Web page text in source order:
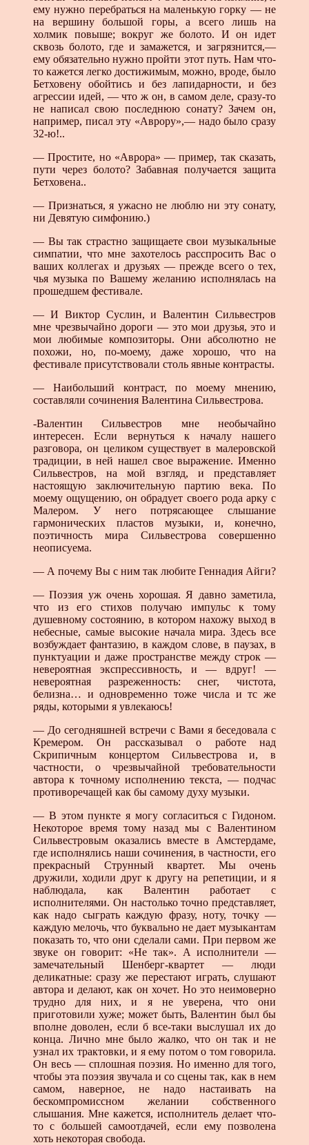
ему нужно перебраться на маленькую горку — не
на вершину большой горы, а всего лишь на
холмик повыше; вокруг же болото. И он идет
сквозь болото, где и замажется, и загрязнится,—
ему обязательно нужно пройти этот путь. Нам что-
то кажется легко достижимым, можно, вроде, было
Бетховену обойтись и без лапидарности, и без
агрессии идей, — что ж он, в самом деле, сразу-то
не написал свою последнюю сонату? Зачем он,
например, писал эту «Аврору»,— надо было сразу
32-ю!..
— Простите, но «Аврора» — пример, так сказать,
пути через болото? Забавная получается защита
Бетховена..
— Признаться, я ужасно не люблю ни эту сонату,
ни Девятую симфонию.)
— Вы так страстно защищаете свои музыкальные
симпатии, что мне захотелось расспросить Вас о
ваших коллегах и друзьях — прежде всего о тех,
чья музыка по Вашему желанию исполнялась на
прошедшем фестивале.
— И Виктор Суслин, и Валентин Сильвестров
мне чрезвычайно дороги — это мои друзья, это и
мои любимые композиторы. Они абсолютно не
похожи, но, по-моему, даже хорошо, что на
фестивале присутствовали столь явные контрасты.
— Наибольший контраст, по моему мнению,
составляли сочинения Валентина Сильвестрова.
-Валентин Сильвестров мне необычайно
интересен. Если вернуться к началу нашего
разговора, он целиком существует в малеровской
традиции, в ней нашел свое выражение. Именно
Сильвестров, на мой взгляд, и представляет
настоящую заключительную партию века. По
моему ощущению, он обрадует своего рода арку с
Малером. У него потрясающее слышание
гармонических пластов музыки, и, конечно,
поэтичность мира Сильвестрова совершенно
неописуема.
— А почему Вы с ним так любите Геннадия Айги?
— Поэзия уж очень хорошая. Я давно заметила,
что из его стихов получаю импульс к тому
душевному состоянию, в котором нахожу выход в
небесные, самые высокие начала мира. Здесь все
возбуждает фантазию, в каждом слове, в паузах, в
пунктуации и даже пространстве между строк —
невероятная экспрессивность, и — вдруг! —
невероятная разреженность: снег, чистота,
белизна… и одновременно тоже числа и тс же
ряды, которыми я увлекаюсь!
— До сегодняшней встречи с Вами я беседовала с
Кремером. Он рассказывал о работе над
Скрипичным концертом Сильвестрова и, в
частности, о чрезвычайной требовательности
автора к точному исполнению текста, — подчас
противоречащей как бы самому духу музыки.
— В этом пункте я могу согласиться с Гидоном.
Некоторое время тому назад мы с Валентином
Сильвестровым оказались вместе в Амстердаме,
где исполнялись наши сочинения, в частности, его
прекрасный Струнный квартет. Мы очень
дружили, ходили друг к другу на репетиции, и я
наблюдала, как Валентин работает с
исполнителями. Он настолько точно представляет,
как надо сыграть каждую фразу, ноту, точку —
каждую мелочь, что буквально не дает музыкантам
показать то, что они сделали сами. При первом же
звуке он говорит: «Не так». А исполнители —
замечательный Шенберг-квартет — люди
деликатные: сразу же перестают играть, слушают
автора и делают, как он хочет. Но это неимоверно
трудно для них, и я не уверена, что они
приготовили хуже; может быть, Валентин был бы
вполне доволен, если б все-таки выслушал их до
конца. Лично мне было жалко, что он так и не
узнал их трактовки, и я ему потом о том говорила.
Он весь — сплошная поэзия. Но именно для того,
чтобы эта поэзия звучала и со сцены так, как в нем
самом, наверное, не надо настаивать на
бескомпромиссном желании собственного
слышания. Мне кажется, исполнитель делает что-
то с большей самоотдачей, если ему позволена
хоть некоторая свобода.